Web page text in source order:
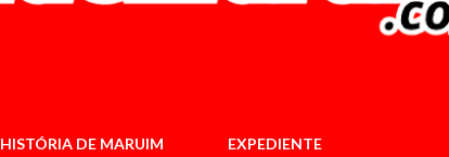
HISTÓRIA DE MARUIM EXPEDIENTE